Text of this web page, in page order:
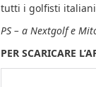
tutti i golfisti
PS – a Nextgolf e
PER SCARICARE